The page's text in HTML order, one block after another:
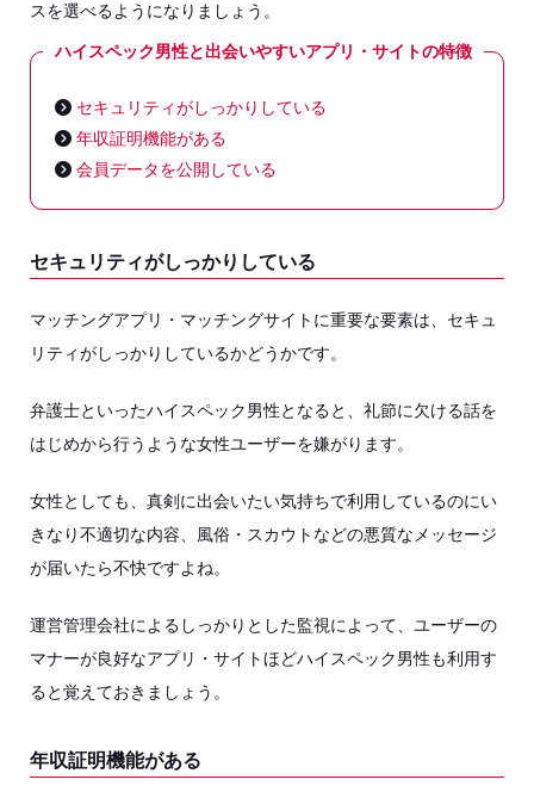
スを選べるようになりましょう。
ハイスペック男性と出会いやすいアプリ・サイトの特徴
セキュリティがしっかりしている
年収証明機能がある
会員データを公開している
セキュリティがしっかりしている
マッチングアプリ・マッチングサイトに重要な要素は、セキュ
リティがしっかりしているかどうかです。
弁護士といったハイスペック男性となると、礼節に欠ける話を
はじめから行うような女性ユーザーを嫌がります。
女性としても、真剣に出会いたい気持ちで利用しているのにい
きなり不適切な内容、風俗・スカウトなどの悪質なメッセージ
が届いたら不快ですよね。
運営管理会社によるしっかりとした監視によって、ユーザーの
マナーが良好なアプリ・サイトほどハイスペック男性も利用す
ると覚えておきましょう。
年収証明機能がある